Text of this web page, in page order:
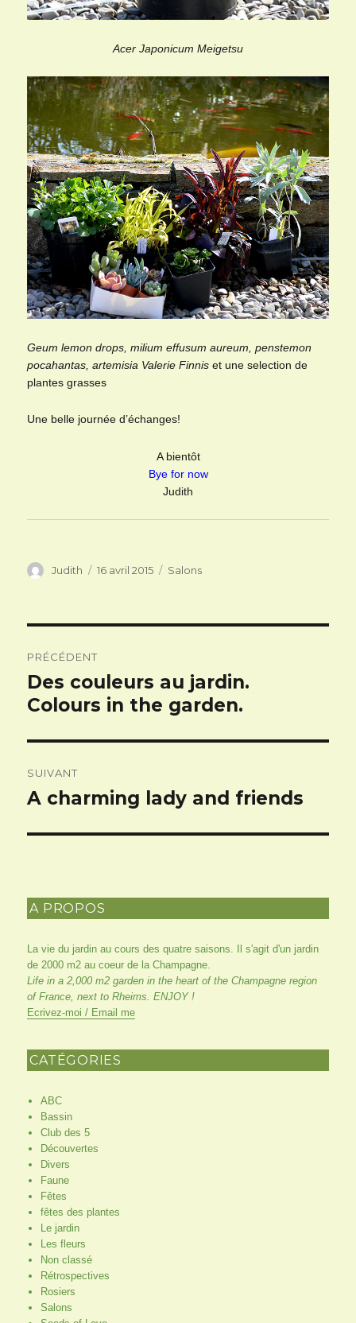
Acer Japonicum Meigetsu
Geum lemon drops, milium effusum aureum, penstemon
pocahantas, artemisia Valerie Finnis et une selection de
plantes grasses
Une belle journée d’échanges!
A bientôt
Bye for now
Judith
Auteur
Judith
Publié
16 avril 2015 Catégories
Salons
de
l’article
PRÉCÉDENT
Article
précédent :
Des couleurs au jardin.
Colours in the garden.
SUIVANT
Article
A charming lady and friends
A PROPOS
La vie du jardin au cours des quatre saisons. Il s'agit d'un jardin
de 2000 m2 au coeur de la Champagne.
Life in a 2,000 m2 garden in the heart of the Champagne region
of France, next to Rheims. ENJOY !
Ecrivez-moi / Email me
CATÉGORIES
ABC
Bassin
Club des 5
Découvertes
Divers
Faune
Fêtes
fêtes des plantes
Le jardin
Les fleurs
Non classé
Rétrospectives
Rosiers
Salons